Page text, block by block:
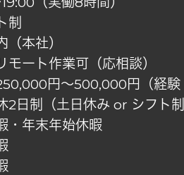
制
（本社）
ート作業可（応相談）
円〜500,000円（経験
2日制（土日休み or シフト制
・年末年始休暇